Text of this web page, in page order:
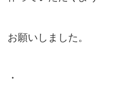
お願いしました。
・